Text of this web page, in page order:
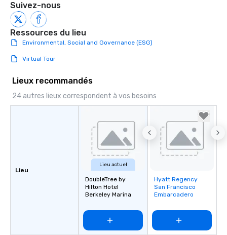
Suivez-nous
Ressources du lieu
Environmental, Social and Governance (ESG)
Virtual Tour
Lieux recommandés
24 autres lieux correspondent à vos besoins
Lieu
Lieu actuel
DoubleTree by
Hilton Hotel
Berkeley Marina
Removed from
favorites
Hyatt Regency
San Francisco
Embarcadero